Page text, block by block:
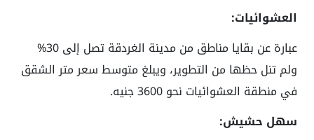
العشوائيات:
عبارة عن بقايا مناطق من مدينة الغردقة تصل إلى 30%
ولم تنل حظها من التطوير، ويبلغ متوسط سعر متر الشقق
في منطقة العشوائيات نحو 3600 جنيه.
سهل حشيش: